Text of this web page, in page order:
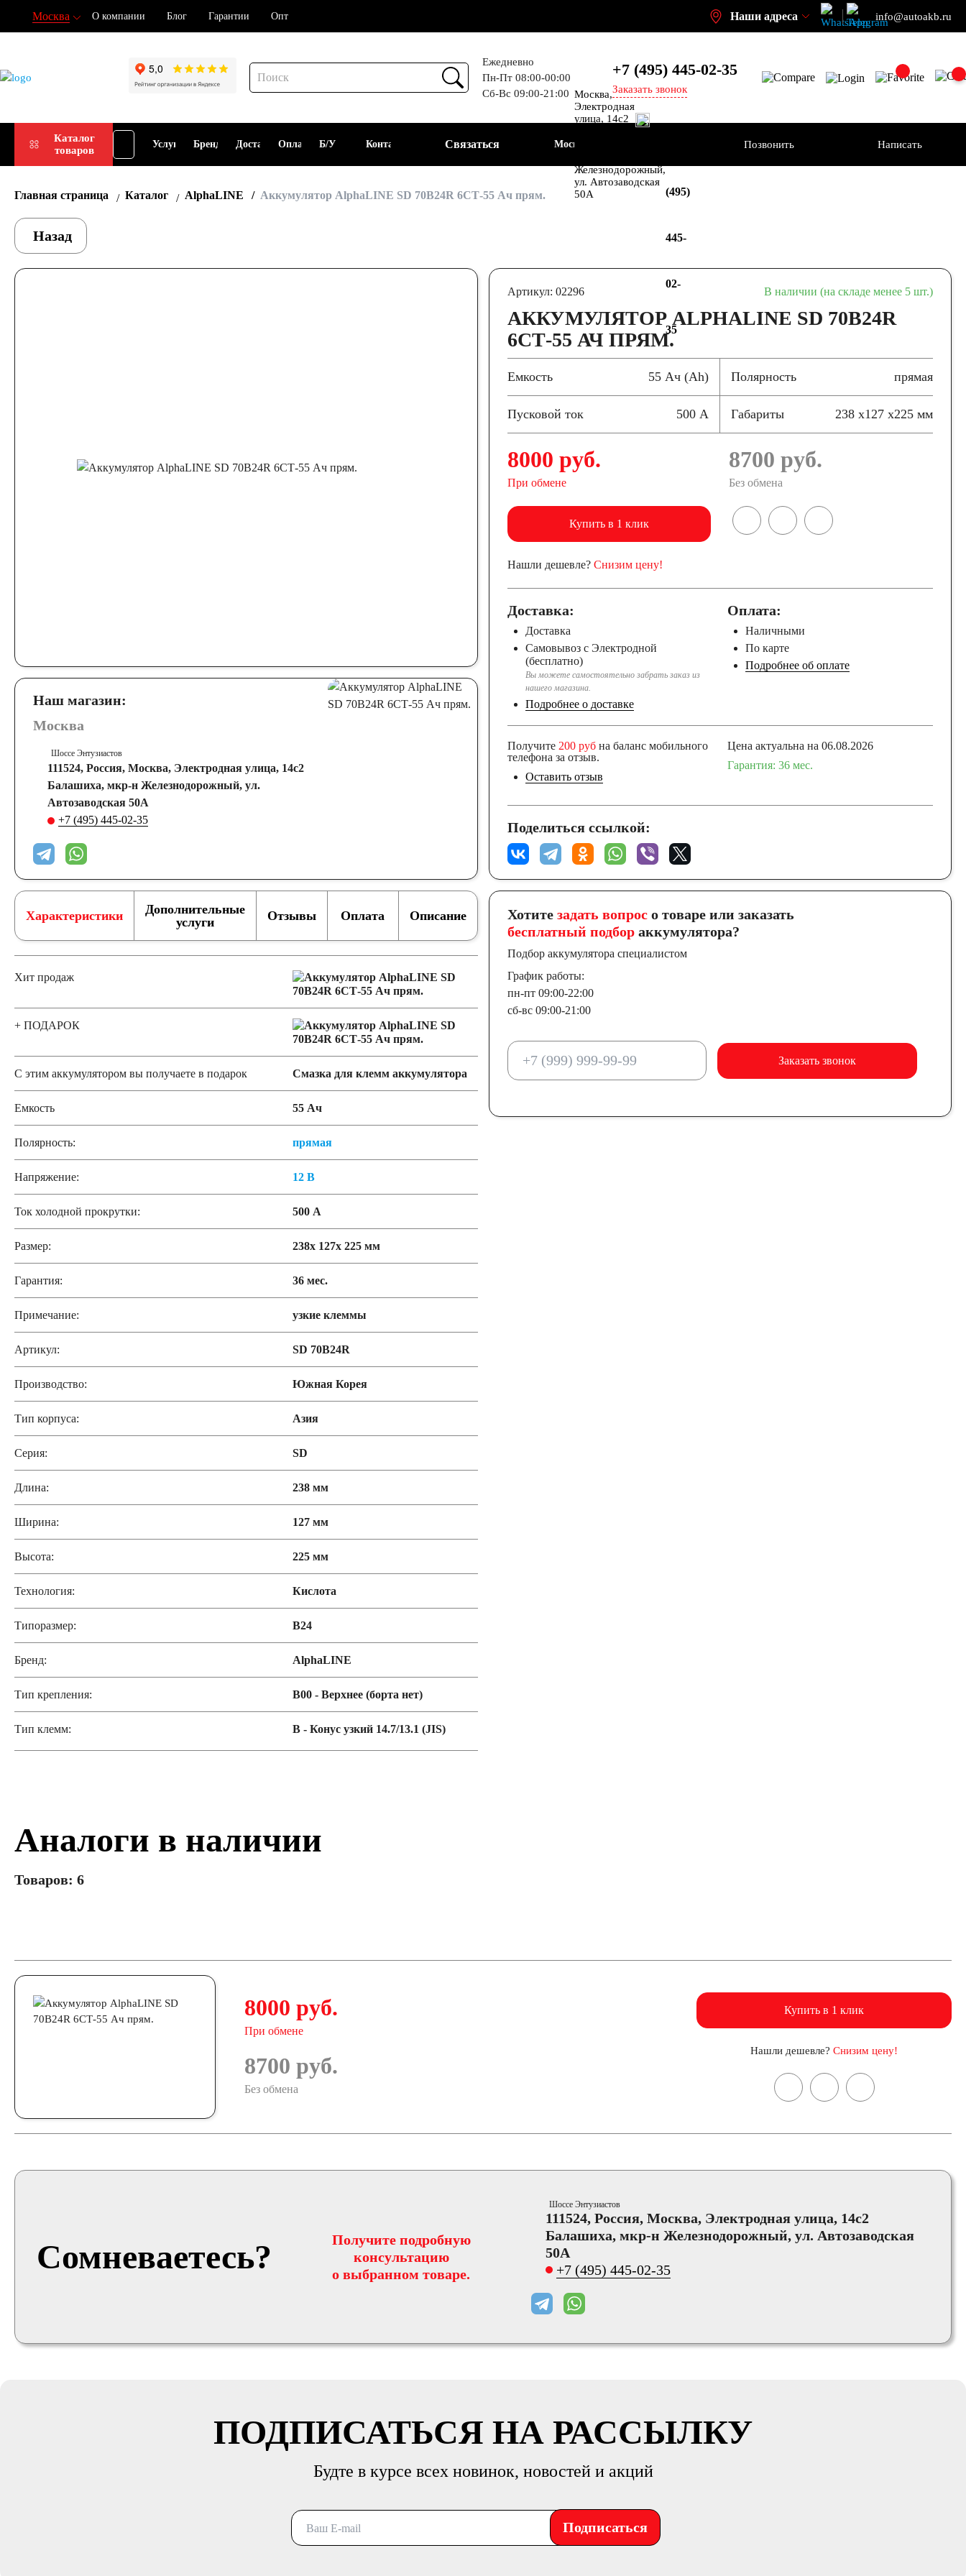
Москва О компании Блог Гарантии Опт Наши адреса info@autoakb.ru
Ежедневно
Пн-Пт 08:00-00:00
Сб-Вс 09:00-21:00
+7 (495)445-02-35
Заказать звонок
Каталог
товаров
Подбор
АКБ
Услуги Бренды ДоставкаОплата Б/У
АКБ
Контакты Связаться Москва
Москва,
Электродная
улица, 14с2
Энтузиастов
Железнодорожный,
ул. Автозаводская
50А
(495)
445-
02-
35
Позвонить Написать
Главная страница Каталог AlphaLINE Аккумулятор AlphaLINE SD 70B24R 6СТ-55 Ач прям.
Назад
Наш магазин:
Москва
Шоссе Энтузиастов
111524, Россия, Москва, Электродная улица, 14с2
Балашиха, мкр-н Железнодорожный, ул.
Автозаводская 50А
+7 (495) 445-02-35
Артикул: 02296 В наличии (на складе менее 5 шт.)
АККУМУЛЯТОР ALPHALINE SD 70B24R
6СТ-55 АЧ ПРЯМ.
Емкость 55 Ач (Ah) Полярность прямая
Пусковой ток 500 А Габариты 238 x127 x225 мм
8000 руб.
При обмене
8700 руб.
Без обмена
Купить в 1 клик
Нашли дешевле? Снизим цену!
Доставка:
Доставка
Самовывоз с Электродной
(бесплатно)
Вы можете самостоятельно забрать заказ из
нашего магазина.
Подробнее о доставке
Оплата:
Наличными
По карте
Подробнее об оплате
Получите 200 рубна баланс мобильного
телефона за отзыв.
Оставить отзыв
Цена актуальна на 06.08.2026
Гарантия: 36 меc.
Поделиться ссылкой:
Характеристики
Дополнительные
услуги
Отзывы Оплата Описание
Хит продаж
+ ПОДАРОК
С этим аккумулятором вы получаете в подарок Смазка для клемм аккумулятора
Емкость 55 Ач
Полярность: прямая
Напряжение: 12 В
Ток холодной прокрутки: 500 А
Размер: 238x 127x 225 мм
Гарантия: 36 меc.
Примечание: узкие клеммы
Артикул: SD 70B24R
Производство: Южная Корея
Тип корпуса: Азия
Серия: SD
Длина: 238 мм
Ширина: 127 мм
Высота: 225 мм
Технология: Кислота
Типоразмер: B24
Бренд: AlphaLINE
Тип крепления: B00 - Верхнее (борта нет)
Тип клемм: B - Конус узкий 14.7/13.1 (JIS)
Хотите задать вопросо товаре или заказать
бесплатный подбораккумулятора?
Подбор аккумулятора специалистом
График работы:
пн-пт 09:00-22:00
сб-вс 09:00-21:00
Заказать звонок
Аналоги в наличии
Товаров: 6
8000 руб.
При обмене
8700 руб.
Без обмена
Купить в 1 клик
Нашли дешевле? Снизим цену!
Сомневаетесь?
Получите подробную
консультацию
о выбранном товаре.
Шоссе Энтузиастов
111524, Россия, Москва, Электродная улица, 14с2
Балашиха, мкр-н Железнодорожный, ул. Автозаводская
50А
+7 (495) 445-02-35
ПОДПИСАТЬСЯ НА РАССЫЛКУ
Будте в курсе всех новинок, новостей и акций
Подписаться